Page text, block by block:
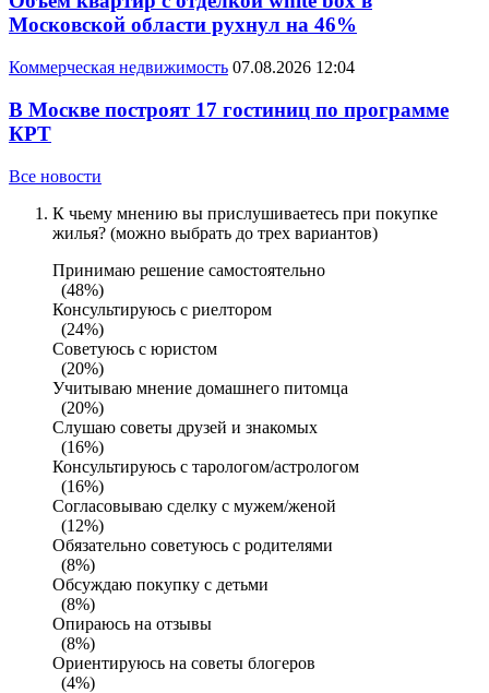
Московской области рухнул на 46%
Коммерческая недвижимость 07.08.2026 12:04
В Москве построят 17 гостиниц по программе
КРТ
Все новости
К чьему мнению вы прислушиваетесь при покупке
жилья? (можно выбрать до трех вариантов)
Принимаю решение самостоятельно
(48%)
Консультируюсь с риелтором
(24%)
Советуюсь с юристом
(20%)
Учитываю мнение домашнего питомца
(20%)
Слушаю советы друзей и знакомых
(16%)
Консультируюсь с тарологом/астрологом
(16%)
Согласовываю сделку с мужем/женой
(12%)
Обязательно советуюсь с родителями
(8%)
Обсуждаю покупку с детьми
(8%)
Опираюсь на отзывы
(8%)
Ориентируюсь на советы блогеров
(4%)